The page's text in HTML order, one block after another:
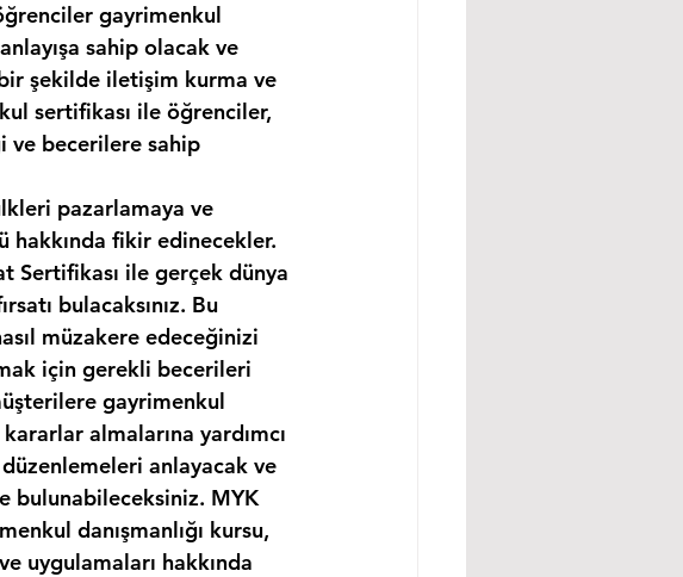
gayrimenkul
sahip olacak ve
şekilde iletişim kurma ve
sertifikası ile öğrenciler,
ve becerilere sahip
pazarlamaya ve
hakkında fikir edinecekler.
Sertifikası ile gerçek dünya
bulacaksınız. Bu
müzakere edeceğinizi
için gerekli becerileri
gayrimenkul
almalarına yardımcı
anlayacak ve
bulunabileceksiniz. MYK
danışmanlığı kursu,
uygulamaları hakkında